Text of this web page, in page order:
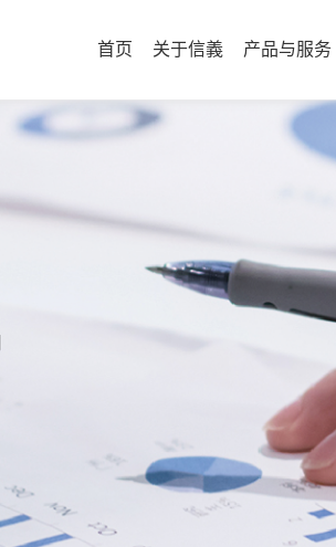
首页 关于信義 产品与服务